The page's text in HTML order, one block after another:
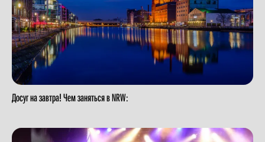
Досуг на завтра! Чем заняться в NRW: